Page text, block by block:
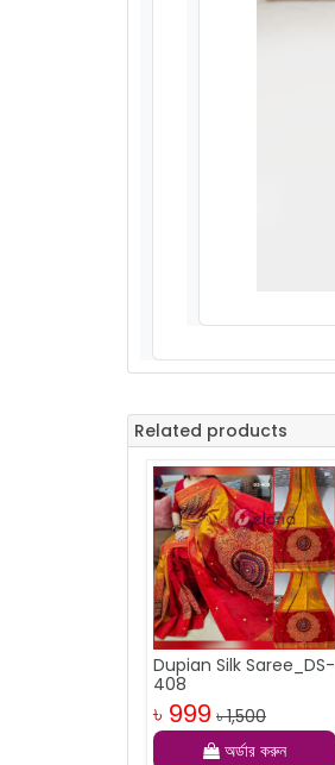
Related products
Dupian Silk Saree_DS-
408
৳ 999 ৳ 1,500
অর্ডার করুন